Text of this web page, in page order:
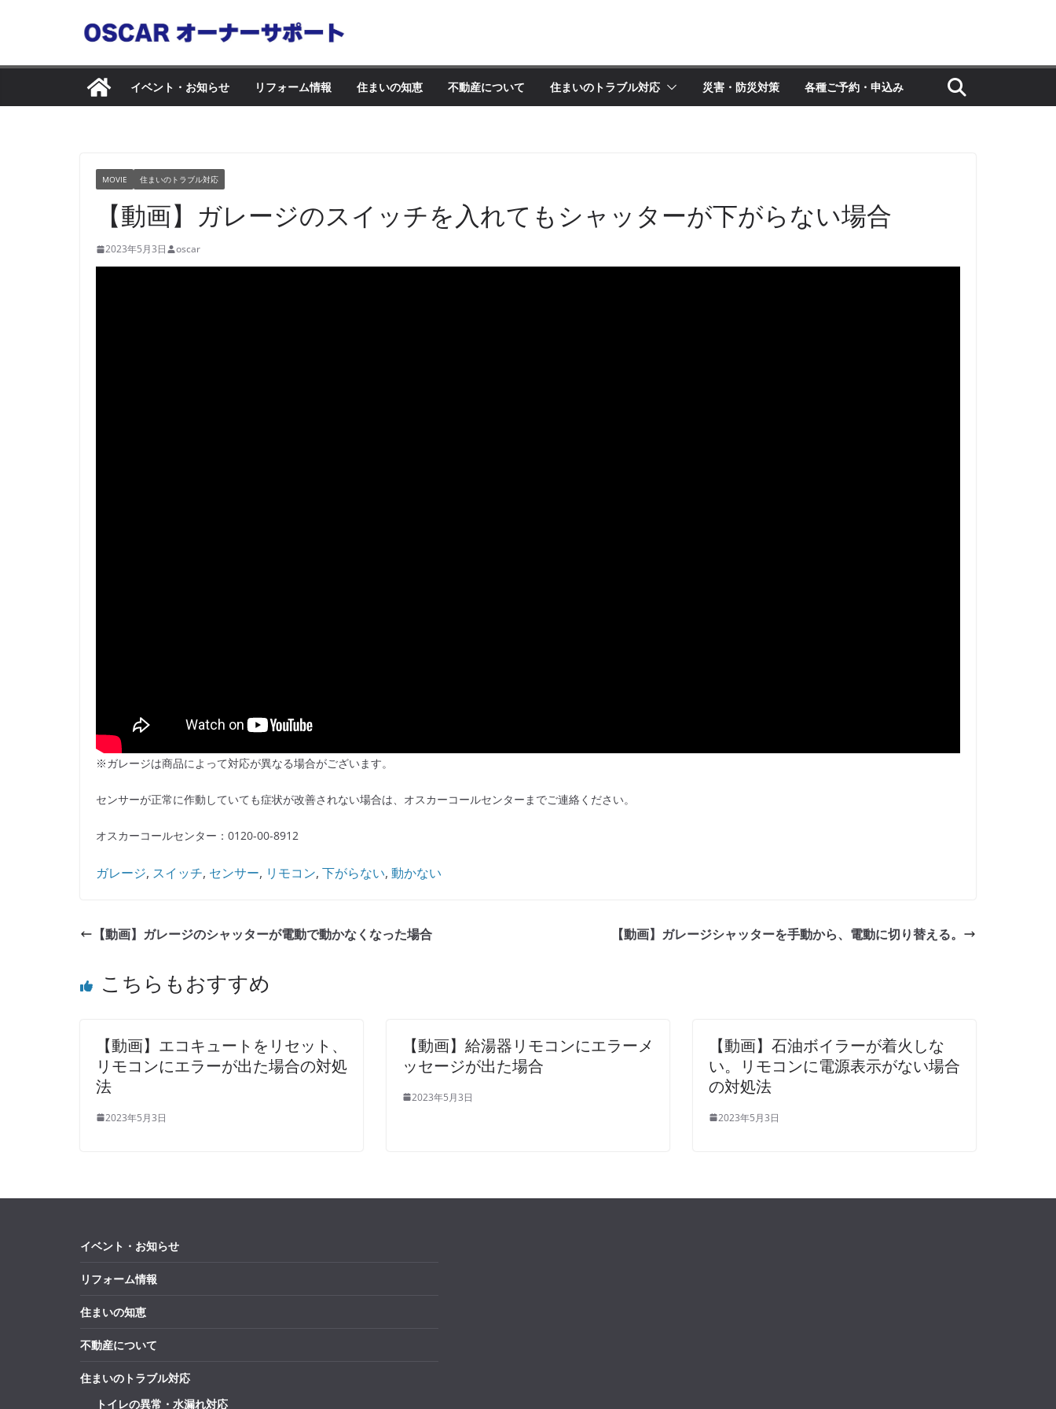
イベント・お知らせ リフォーム情報 住まいの知恵 不動産について 住まいのトラブル対応 災害・防災対策 各種ご予約・申込み
MOVIE 住まいのトラブル対応
【動画】ガレージのスイッチを入れてもシャッターが下がらない場合
2023年5月3日 oscar
※ガレージは商品によって対応が異なる場合がございます。
センサーが正常に作動していても症状が改善されない場合は、オスカーコールセンターまでご連絡ください。
オスカーコールセンター：0120-00-8912
ガレージ, スイッチ, センサー, リモコン, 下がらない, 動かない
【動画】ガレージのシャッターが電動で動かなくなった場合 【動画】ガレージシャッターを手動から、電動に切り替える。
こちらもおすすめ
【動画】エコキュートをリセット、
リモコンにエラーが出た場合の対処
法
2023年5月3日
【動画】給湯器リモコンにエラーメ
ッセージが出た場合
2023年5月3日
【動画】石油ボイラーが着火しな
い。リモコンに電源表示がない場合
の対処法
2023年5月3日
イベント・お知らせ
リフォーム情報
住まいの知恵
不動産について
住まいのトラブル対応
トイレの異常・水漏れ対応